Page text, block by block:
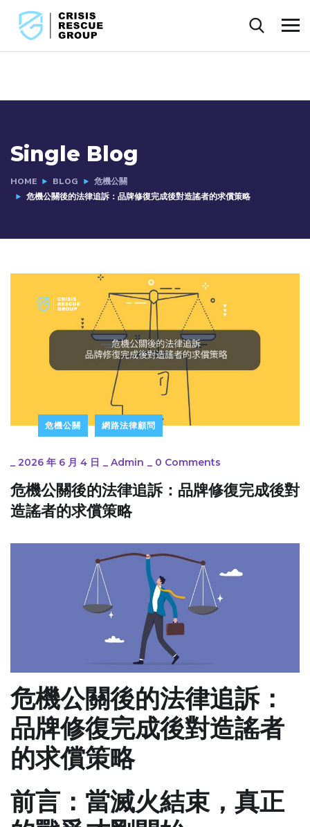
Single Blog
HOME BLOG
危機公關
危機公關後的法律追訴：品牌修復完成後對造謠者的求償策略
危機公關 網路法律顧問
_ 2026 年 6 月 4 日 _ Admin _ 0 Comments
危機公關後的法律追訴：品牌修復完成後對
造謠者的求償策略
危機公關後的法律追訴：
品牌修復完成後對造謠者
的求償策略
前言：當滅火結束，真正